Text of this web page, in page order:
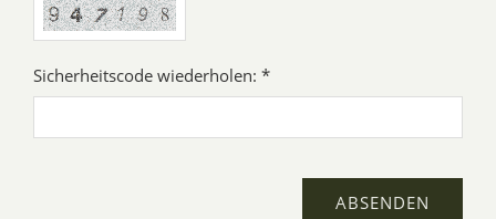
Sicherheitscode wiederholen: *